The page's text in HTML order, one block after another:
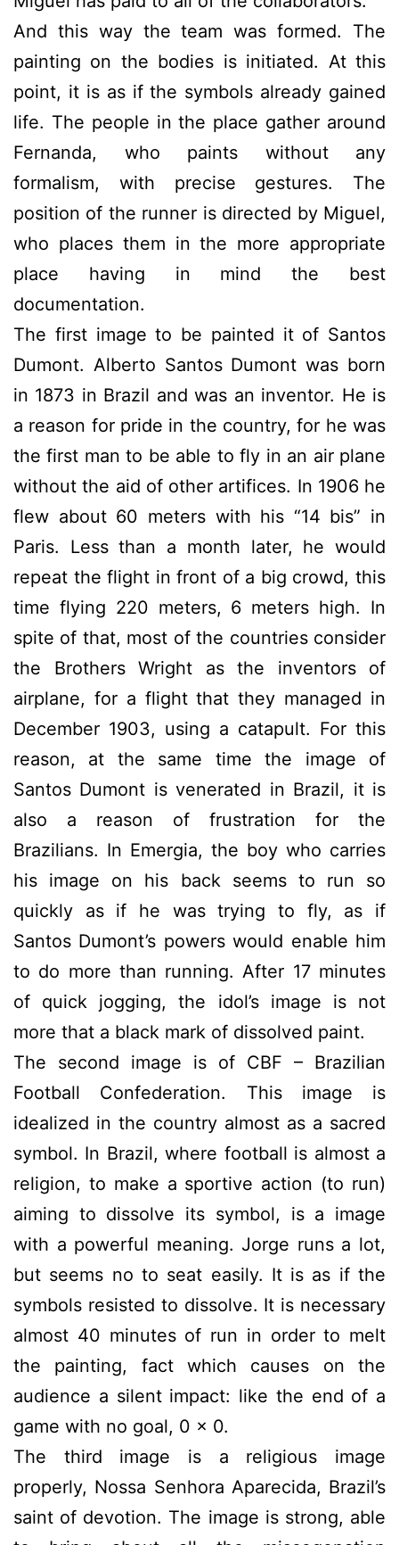
And this way the team was formed. The
painting on the bodies is initiated. At this
point, it is as if the symbols already gained
life. The people in the place gather around
Fernanda, who paints without any
formalism, with precise gestures. The
position of the runner is directed by Miguel,
who places them in the more appropriate
place having in mind the best
documentation.
The first image to be painted it of Santos
Dumont. Alberto Santos Dumont was born
in 1873 in Brazil and was an inventor. He is
a reason for pride in the country, for he was
the first man to be able to fly in an air plane
without the aid of other artifices. In 1906 he
flew about 60 meters with his “14 bis” in
Paris. Less than a month later, he would
repeat the flight in front of a big crowd, this
time flying 220 meters, 6 meters high. In
spite of that, most of the countries consider
the Brothers Wright as the inventors of
airplane, for a flight that they managed in
December 1903, using a catapult. For this
reason, at the same time the image of
Santos Dumont is venerated in Brazil, it is
also a reason of frustration for the
Brazilians. In Emergia, the boy who carries
his image on his back seems to run so
quickly as if he was trying to fly, as if
Santos Dumont’s powers would enable him
to do more than running. After 17 minutes
of quick jogging, the idol’s image is not
more that a black mark of dissolved paint.
The second image is of CBF – Brazilian
Football Confederation. This image is
idealized in the country almost as a sacred
symbol. In Brazil, where football is almost a
religion, to make a sportive action (to run)
aiming to dissolve its symbol, is a image
with a powerful meaning. Jorge runs a lot,
but seems no to seat easily. It is as if the
symbols resisted to dissolve. It is necessary
almost 40 minutes of run in order to melt
the painting, fact which causes on the
audience a silent impact: like the end of a
game with no goal, 0 x 0.
The third image is a religious image
properly, Nossa Senhora Aparecida, Brazil’s
saint of devotion. The image is strong, able